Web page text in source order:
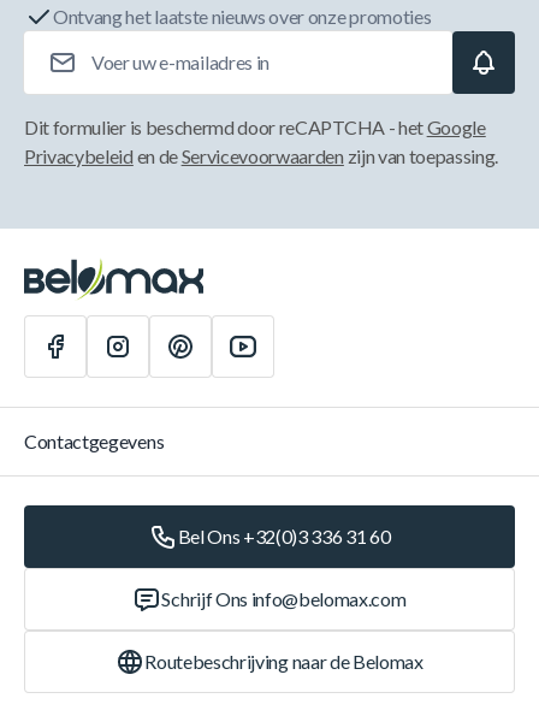
Ontvang het laatste nieuws over onze promoties
Dit formulier is beschermd door reCAPTCHA - hetGoogle
Privacybeleid en deServicevoorwaarden zijn van toepassing.
Contactgegevens
Bel Ons +32(0)3 336 31 60
Schrijf Ons info@belomax.com
Routebeschrijving naar de Belomax